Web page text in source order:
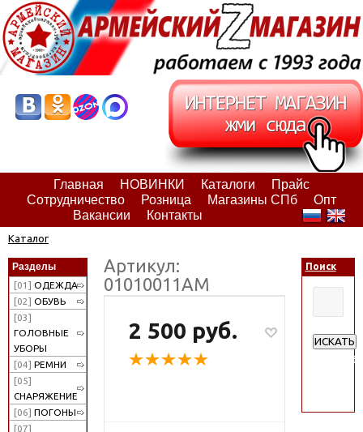
Главная НОВИНКИ Каталоги
Прайс
Сотрудничество
Розница Магазины СПб
Опт
Вакансии
Контакты
Каталог
Разделы
[01] ОДЕЖДА
[02] ОБУВЬ
[03]
ГОЛОВНЫЕ
УБОРЫ
[04] РЕМНИ
[05]
СНАРЯЖЕНИЕ
[06] ПОГОНЫ
[07]
Артикул:
01010011АМ
2 500 руб.
Поиск
ИСКАТЬ